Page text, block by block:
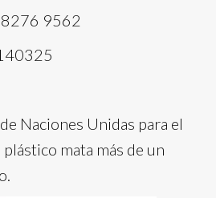
9562
Naciones Unidas para el
mata más de un